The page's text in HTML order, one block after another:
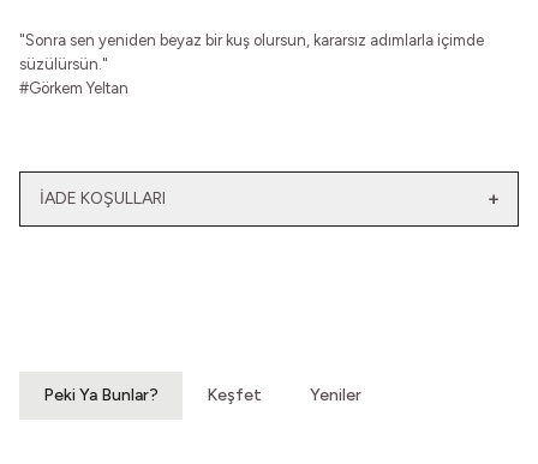
"Sonra sen yeniden beyaz bir kuş olursun, kararsız adımlarla içimde
süzülürsün."
#Görkem Yeltan
İADE KOŞULLARI
Peki Ya Bunlar? Keşfet Yeniler